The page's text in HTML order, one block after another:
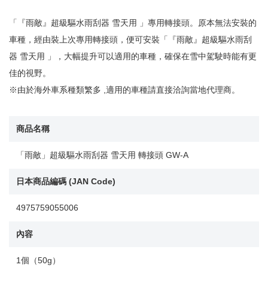
「『雨敵』超級驅水雨刮器 雪天用 」專用轉接頭。原本無法安裝的
車種，經由裝上次專用轉接頭，便可安裝「『雨敵』超級驅水雨刮
器 雪天用 」，大幅提升可以適用的車種，確保在雪中駕駛時能有更
佳的視野。
※由於海外車系種類繁多 ,適用的車種請直接洽詢當地代理商。
商品名稱
「雨敵」超級驅水雨刮器 雪天用 轉接頭 GW-A
日本商品編碼 (JAN Code)
4975759055006
內容
1個（50g）